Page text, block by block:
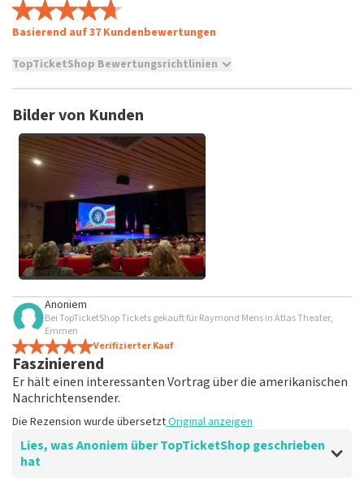
Basierend auf 37 Kundenbewertungen
TopTicketShop Bewertungsrichtlinien
Es ist nicht möglich, eine Bewertung abzugeben, wenn du
beleidigender Sprache und/oder falschen Angaben werden
nicht veröffentlicht. Es kann einige Wochen dauern, bis eine
Bewertung veröffentlicht wird.
Bilder von Kunden
anzeigen
Anoniem
Bei TopTicketShop Tickets gekauft für Raymond Mens in Atlas Theater,
Emmen
Verifizierter Kauf
Faszinierend
Er hält einen interessanten Vortrag über die amerikanischen
Nachrichtensender.
Die Rezension wurde übersetztOriginal anzeigen
Lies, was Anoniem über TopTicketShop geschrieben
hat